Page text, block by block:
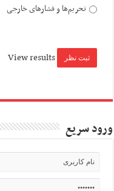
تحریم‌ها و فشارهای خارجی
View results
ورود سریع